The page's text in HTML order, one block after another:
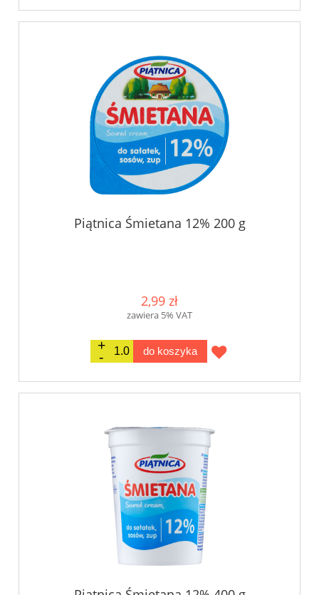
Piątnica Śmietana 12% 200 g
2,99 zł
zawiera 5% VAT
do koszyka